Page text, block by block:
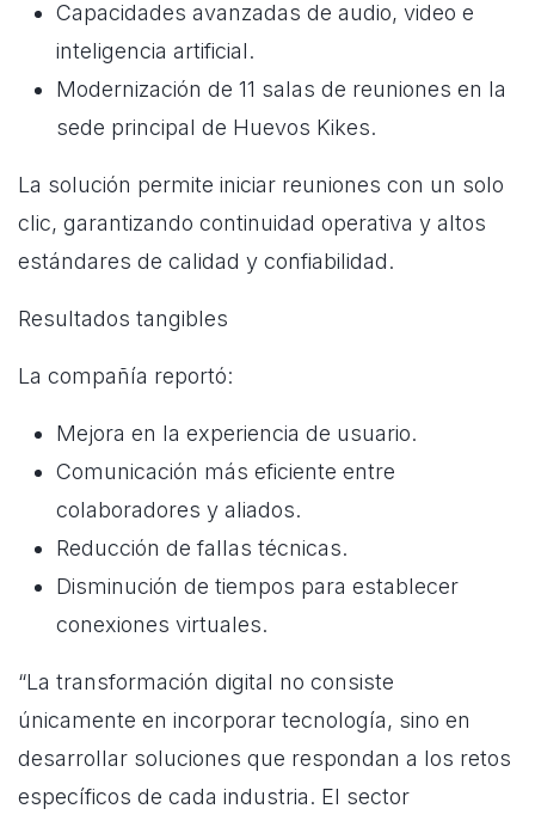
Capacidades avanzadas de audio, video e
inteligencia artificial.
Modernización de 11 salas de reuniones en la
sede principal de Huevos Kikes.
La solución permite iniciar reuniones con un solo
clic, garantizando continuidad operativa y altos
estándares de calidad y confiabilidad.
Resultados tangibles
La compañía reportó:
Mejora en la experiencia de usuario.
Comunicación más eficiente entre
colaboradores y aliados.
Reducción de fallas técnicas.
Disminución de tiempos para establecer
conexiones virtuales.
“La transformación digital no consiste
únicamente en incorporar tecnología, sino en
desarrollar soluciones que respondan a los retos
específicos de cada industria. El sector